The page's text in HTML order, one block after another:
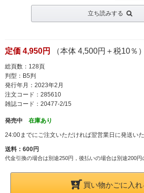
立ち読みする
定価 4,950円 （本体 4,500円＋税10％）
総頁数：128頁
判型：B5判
発行年月：2023年2月
注文コード：285610
雑誌コード：20477-2/15
発売中 在庫あり
24:00までにご注文いただければ翌営業日に発送いた
送料：600円
代金引換の場合は別途250円，後払いの場合は別途200円
買い物かごに入れ